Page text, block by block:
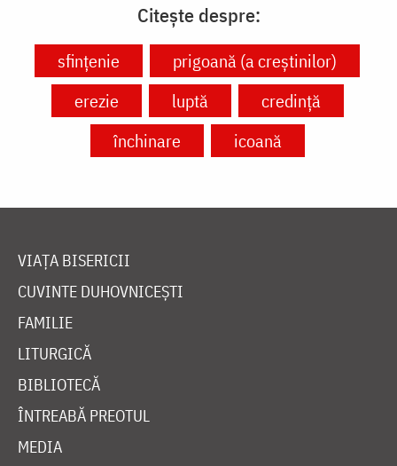
Citește despre:
sfințenie
prigoană (a creștinilor)
erezie
luptă
credință
închinare
icoană
VIAȚA BISERICII
CUVINTE DUHOVNICEȘTI
FAMILIE
LITURGICĂ
BIBLIOTECĂ
ÎNTREABĂ PREOTUL
MEDIA